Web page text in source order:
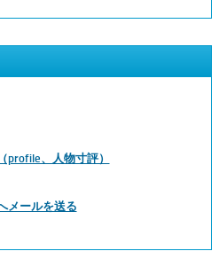
profile、人物寸評）
メールを送る